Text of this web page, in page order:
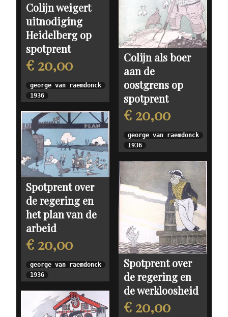
Colijn weigert
uitnodiging
Heidelberg op
spotprent
€ 20,00
george van raemdonck
1936
Colijn als boer
aan de
oostgrens op
spotprent
€ 20,00
george van raemdonck
1936
Spotprent over
de regering en
het plan van de
arbeid
€ 20,00
george van raemdonck
1936
Spotprent over
de regering en
de werkloosheid
€ 20,00